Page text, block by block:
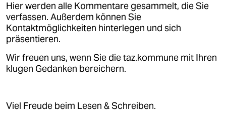
Hier werden alle Kommentare gesammelt, die Sie
verfassen. Außerdem können Sie
Kontaktmöglichkeiten hinterlegen und sich
präsentieren.
Wir freuen uns, wenn Sie die taz.kommune mit Ihren
klugen Gedanken bereichern.
Viel Freude beim Lesen & Schreiben.